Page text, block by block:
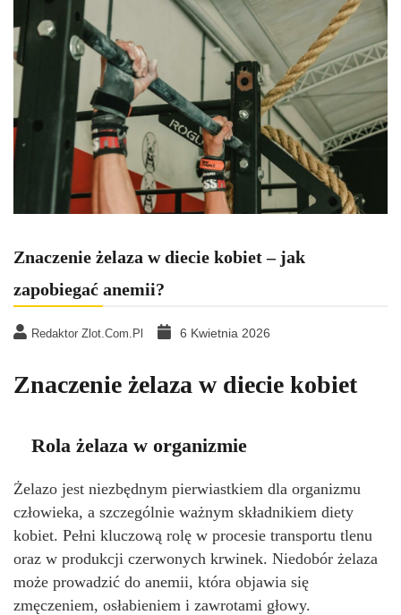
Znaczenie żelaza w diecie kobiet – jak
zapobiegać anemii?
Redaktor Zlot.com.pl 6 Kwietnia 2026
Znaczenie żelaza w diecie kobiet
Rola żelaza w organizmie
Żelazo jest niezbędnym pierwiastkiem dla organizmu
człowieka, a szczególnie ważnym składnikiem diety
kobiet. Pełni kluczową rolę w procesie transportu tlenu
oraz w produkcji czerwonych krwinek. Niedobór żelaza
może prowadzić do anemii, która objawia się
zmęczeniem, osłabieniem i zawrotami głowy.